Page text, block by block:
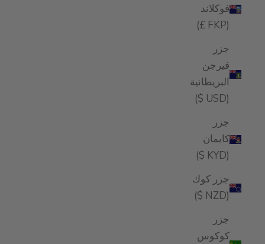
فوكلاند
(FKP £)
جزر
فيرجن
البريطانية
(USD $)
جزر
كايمان
(KYD $)
جزر كوك
(NZD $)
جزر
كوكوس